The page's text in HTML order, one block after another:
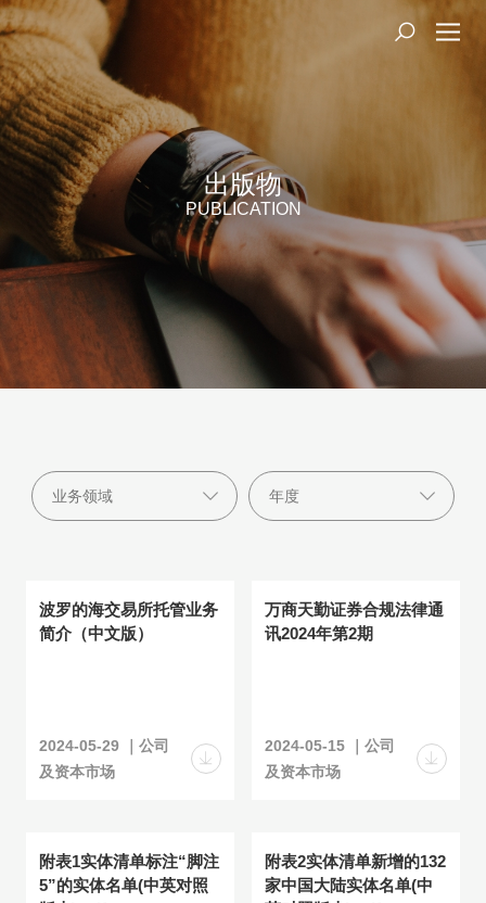
出版物
PUBLICATION
波罗的海交易所托管业务
简介（中文版）
2024-05-29 ｜公司
及资本市场
万商天勤证券合规法律通
讯2024年第2期
2024-05-15 ｜公司
及资本市场
附表1实体清单标注“脚注
5”的实体名单(中英对照
附表2实体清单新增的132
家中国大陆实体名单(中